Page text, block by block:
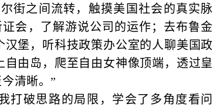
街之间流转，触摸美国社会的真实脉
会，了解游说公司的运作；去布鲁金
堡，听科技政策办公室的人聊美国政
由岛，爬至自由女神像顶端，透过皇
清晰。”
打破思路的局限，学会了多角度看问